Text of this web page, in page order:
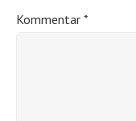
Kommentar *